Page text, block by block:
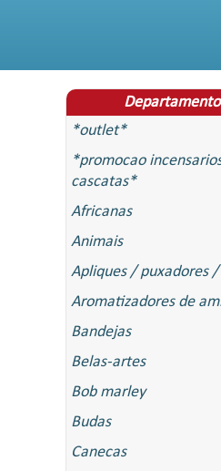
*outlet*
*promocao
cascatas*
Africanas
Animais
Apliques / puxadores
Aromatizadores de
Bandejas
Belas-artes
Bob marley
Budas
Canecas